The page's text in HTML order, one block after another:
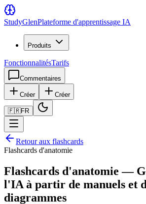
StudyGlenPlateforme d'apprentissage IA
Produits
FonctionnalitésTarifs
Commentaires
Créer Créer
🇫🇷FR
Retour aux flashcards
Flashcards d'anatomie
Flashcards d'anatomie —
l'IA à partir de manuels et
diagrammes